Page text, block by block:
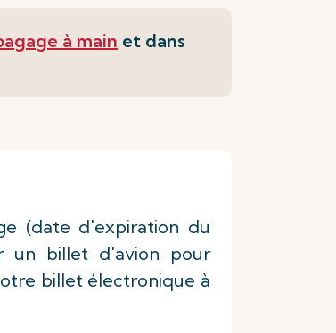
à main et dans
(date d'expiration du
un billet d'avion pour
billet électronique à